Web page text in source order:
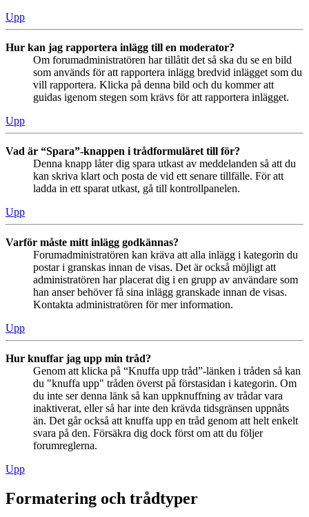
Upp
Hur kan jag rapportera inlägg till en moderator?
Om forumadministratören har tillåtit det så ska du se en bild
som används för att rapportera inlägg bredvid inlägget som du
vill rapportera. Klicka på denna bild och du kommer att
guidas igenom stegen som krävs för att rapportera inlägget.
Upp
Vad är “Spara”-knappen i trådformuläret till för?
Denna knapp låter dig spara utkast av meddelanden så att du
kan skriva klart och posta de vid ett senare tillfälle. För att
ladda in ett sparat utkast, gå till kontrollpanelen.
Upp
Varför måste mitt inlägg godkännas?
Forumadministratören kan kräva att alla inlägg i kategorin du
postar i granskas innan de visas. Det är också möjligt att
administratören har placerat dig i en grupp av användare som
han anser behöver få sina inlägg granskade innan de visas.
Kontakta administratören för mer information.
Upp
Hur knuffar jag upp min tråd?
Genom att klicka på “Knuffa upp tråd”-länken i tråden så kan
du "knuffa upp" tråden överst på förstasidan i kategorin. Om
du inte ser denna länk så kan uppknuffning av trådar vara
inaktiverat, eller så har inte den krävda tidsgränsen uppnåts
än. Det går också att knuffa upp en tråd genom att helt enkelt
svara på den. Försäkra dig dock först om att du följer
forumreglerna.
Upp
Formatering och trådtyper